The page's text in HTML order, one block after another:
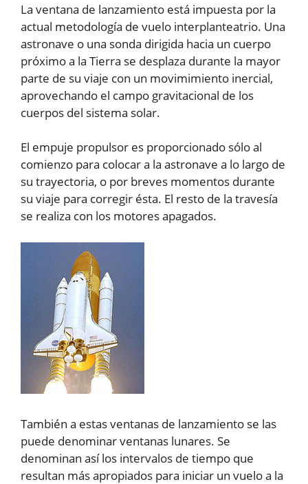
La ventana de lanzamiento está impuesta por la
actual metodología de vuelo interplanteatrio. Una
astronave o una sonda dirigida hacia un cuerpo
próximo a la Tierra se desplaza durante la mayor
parte de su viaje con un movimimiento inercial,
aprovechando el campo gravitacional de los
cuerpos del sistema solar.
El empuje propulsor es proporcionado sólo al
comienzo para colocar a la astronave a lo largo de
su trayectoria, o por breves momentos durante
su viaje para corregir ésta. El resto de la travesía
se realiza con los motores apagados.
También a estas ventanas de lanzamiento se las
puede denominar ventanas lunares. Se
denominan así los intervalos de tiempo que
resultan más apropiados para iniciar un vuelo a la